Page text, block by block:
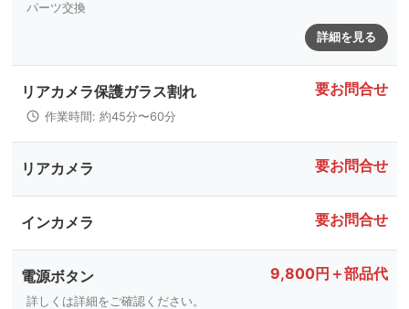
パーツ交換
詳細を見る
リアカメラ保護ガラス割れ 要お問合せ
作業時間: 約45分〜60分
リアカメラ 要お問合せ
インカメラ 要お問合せ
電源ボタン 9,800円＋部品代
詳しくは詳細をご確認ください。